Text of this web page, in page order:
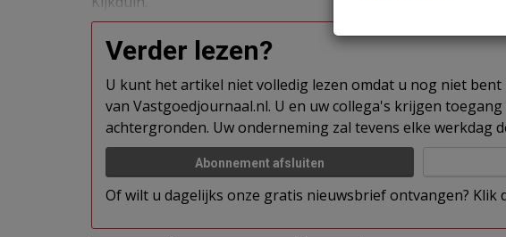
Verder lezen?
U kunt het artikel niet volledig lezen omdat u nog niet
van Vastgoedjournaal.nl. U en uw collega's krijgen
achtergronden. Uw onderneming zal tevens elke werkdag
Abonnement afsluiten
Of wilt u dagelijks onze gratis nieuwsbrief ontvangen? Klik